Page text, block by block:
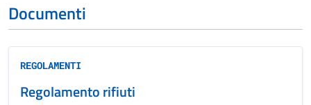
Documenti
REGOLAMENTI
Regolamento rifiuti